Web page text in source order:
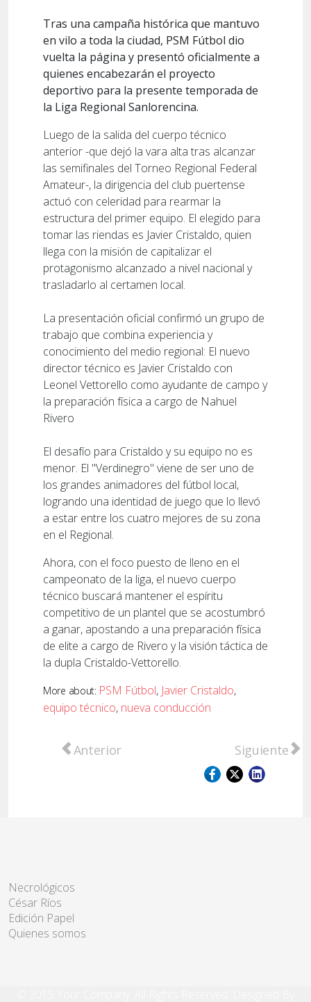
Tras una campaña histórica que mantuvo
en vilo a toda la ciudad, PSM Fútbol dio
vuelta la página y presentó oficialmente a
quienes encabezarán el proyecto
deportivo para la presente temporada de
la Liga Regional Sanlorencina.
Luego de la salida del cuerpo técnico
anterior -que dejó la vara alta tras alcanzar
las semifinales del Torneo Regional Federal
Amateur-, la dirigencia del club puertense
actuó con celeridad para rearmar la
estructura del primer equipo. El elegido para
tomar las riendas es Javier Cristaldo, quien
llega con la misión de capitalizar el
protagonismo alcanzado a nivel nacional y
trasladarlo al certamen local.
La presentación oficial confirmó un grupo de
trabajo que combina experiencia y
conocimiento del medio regional: El nuevo
director técnico es Javier Cristaldo con
Leonel Vettorello como ayudante de campo y
la preparación física a cargo de Nahuel
Rivero
El desafío para Cristaldo y su equipo no es
menor. El "Verdinegro" viene de ser uno de
los grandes animadores del fútbol local,
logrando una identidad de juego que lo llevó
a estar entre los cuatro mejores de su zona
en el Regional.
Ahora, con el foco puesto de lleno en el
campeonato de la liga, el nuevo cuerpo
técnico buscará mantener el espíritu
competitivo de un plantel que se acostumbró
a ganar, apostando a una preparación física
de elite a cargo de Rivero y la visión táctica de
la dupla Cristaldo-Vettorello.
More about: PSM Fútbol, Javier Cristaldo,
equipo técnico, nueva conducción
Artículo anterior: San Lorenzo vibró con
Anterior Artículo
Siguiente
Necrológicos
César Ríos
Edición Papel
Quienes somos